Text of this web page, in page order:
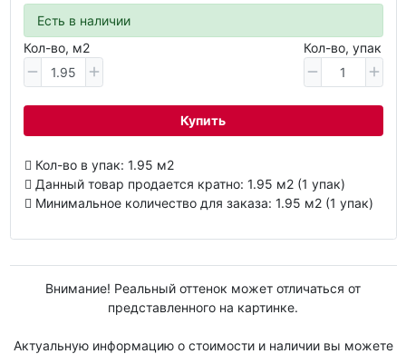
Есть в наличии
Кол-во, м2
Кол-во, упак
Купить
Кол-во в упак: 1.95 м2
Данный товар продается кратно: 1.95 м2 (1 упак)
Минимальное количество для заказа: 1.95 м2 (1 упак)
Внимание! Реальный оттенок может отличаться от
представленного на картинке.
Актуальную информацию о стоимости и наличии вы можете